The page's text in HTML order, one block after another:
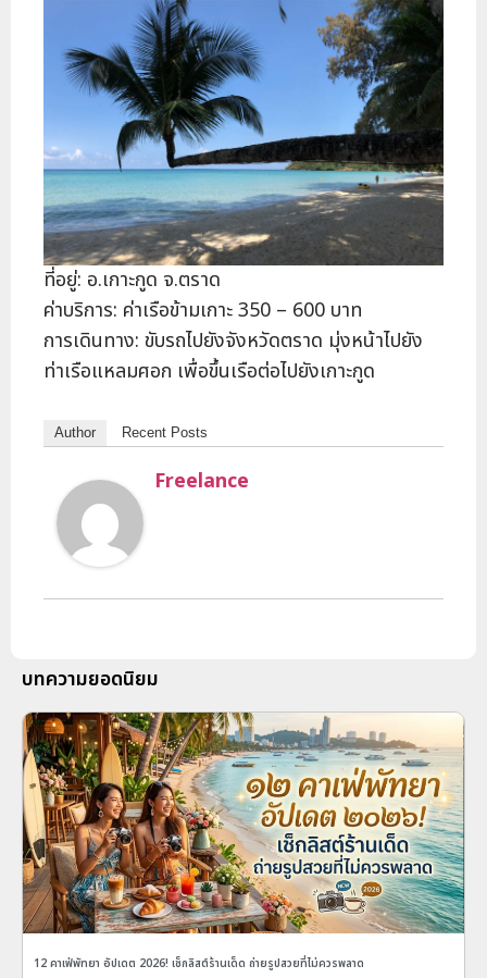
ที่อยู่: อ.เกาะกูด จ.ตราด
ค่าบริการ: ค่าเรือข้ามเกาะ 350 – 600 บาท
การเดินทาง: ขับรถไปยังจังหวัดตราด มุ่งหน้าไปยัง
ท่าเรือแหลมศอก เพื่อขึ้นเรือต่อไปยังเกาะกูด
Author Recent Posts
Freelance
บทความยอดนิยม
12 คาเฟ่พัทยา อัปเดต 2026! เช็กลิสต์ร้านเด็ด ถ่ายรูปสวยที่ไม่ควรพลาด